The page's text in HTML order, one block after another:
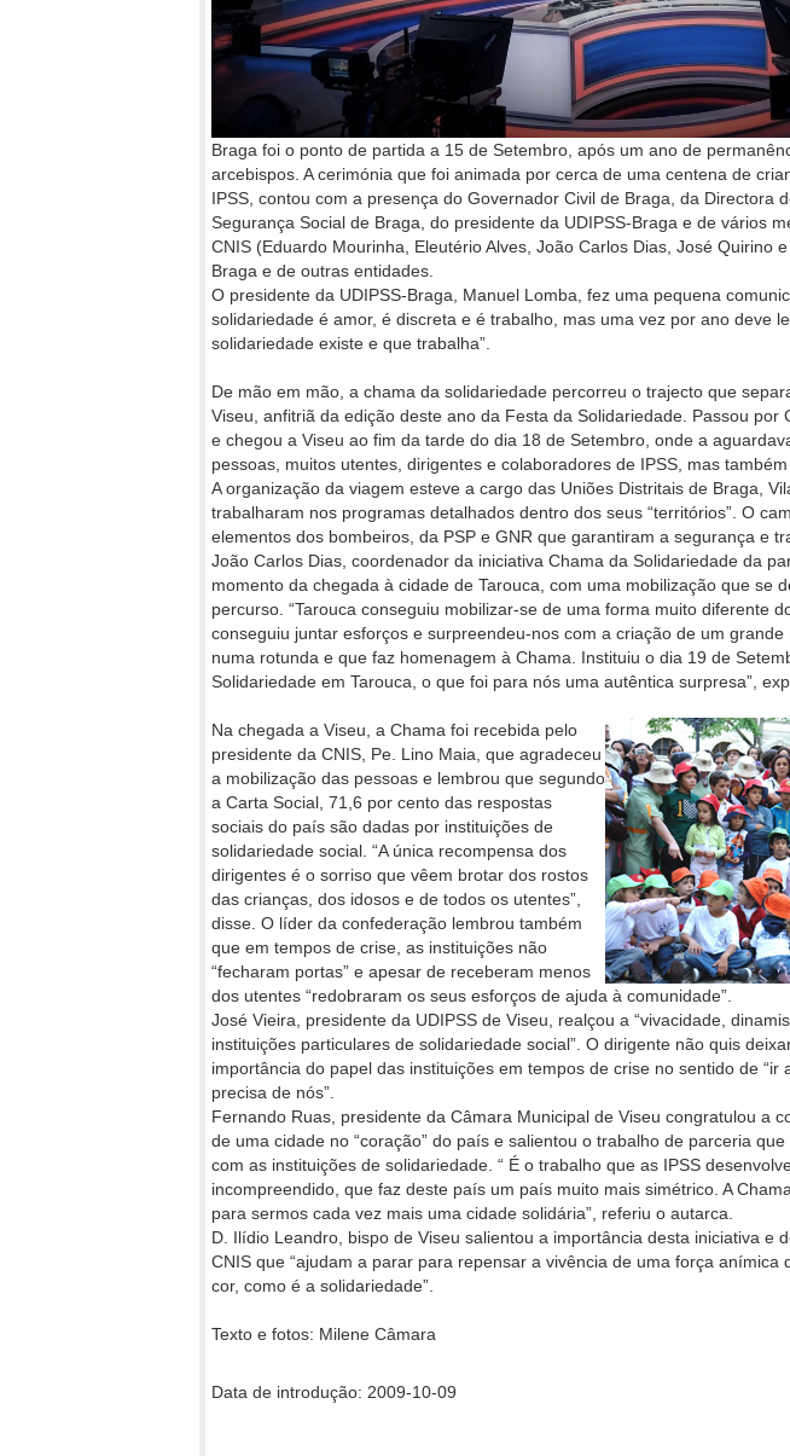
Braga foi o ponto de partida a 15 de Setembro, após um ano de
arcebispos. A cerimónia que foi animada por cerca de uma centena de
IPSS, contou com a presença do Governador Civil de Braga, da Directora
Segurança Social de Braga, do presidente da UDIPSS-Braga e de vários
CNIS (Eduardo Mourinha, Eleutério Alves, João Carlos Dias, José Quirino
Braga e de outras entidades.
O presidente da UDIPSS-Braga, Manuel Lomba, fez uma pequena
solidariedade é amor, é discreta e é trabalho, mas uma vez por ano deve
solidariedade existe e que trabalha”.
De mão em mão, a chama da solidariedade percorreu o trajecto que
Viseu, anfitriã da edição deste ano da Festa da Solidariedade. Passou por
e chegou a Viseu ao fim da tarde do dia 18 de Setembro, onde a
pessoas, muitos utentes, dirigentes e colaboradores de IPSS, mas também
A organização da viagem esteve a cargo das Uniões Distritais de Braga,
trabalharam nos programas detalhados dentro dos seus “territórios”. O
elementos dos bombeiros, da PSP e GNR que garantiram a segurança e
João Carlos Dias, coordenador da iniciativa Chama da Solidariedade da
momento da chegada à cidade de Tarouca, com uma mobilização que se
percurso. “Tarouca conseguiu mobilizar-se de uma forma muito diferente
conseguiu juntar esforços e surpreendeu-nos com a criação de um
numa rotunda e que faz homenagem à Chama. Instituiu o dia 19 de
Solidariedade em Tarouca, o que foi para nós uma autêntica surpresa”,
Na chegada a Viseu, a Chama foi recebida pelo
presidente da CNIS, Pe. Lino Maia, que agradeceu
a mobilização das pessoas e lembrou que segundo
a Carta Social, 71,6 por cento das respostas
sociais do país são dadas por instituições de
solidariedade social. “A única recompensa dos
dirigentes é o sorriso que vêem brotar dos rostos
das crianças, dos idosos e de todos os utentes”,
disse. O líder da confederação lembrou também
que em tempos de crise, as instituições não
“fecharam portas” e apesar de receberam menos
dos utentes “redobraram os seus esforços de ajuda à comunidade”.
José Vieira, presidente da UDIPSS de Viseu, realçou a “vivacidade,
instituições particulares de solidariedade social”. O dirigente não quis
importância do papel das instituições em tempos de crise no sentido de “ir
precisa de nós”.
Fernando Ruas, presidente da Câmara Municipal de Viseu congratulou a
de uma cidade no “coração” do país e salientou o trabalho de parceria
com as instituições de solidariedade. “ É o trabalho que as IPSS
incompreendido, que faz deste país um país muito mais simétrico. A
para sermos cada vez mais uma cidade solidária”, referiu o autarca.
D. Ilídio Leandro, bispo de Viseu salientou a importância desta iniciativa e
CNIS que “ajudam a parar para repensar a vivência de uma força anímica
cor, como é a solidariedade”.
Texto e fotos: Milene Câmara
Data de introdução: 2009-10-09